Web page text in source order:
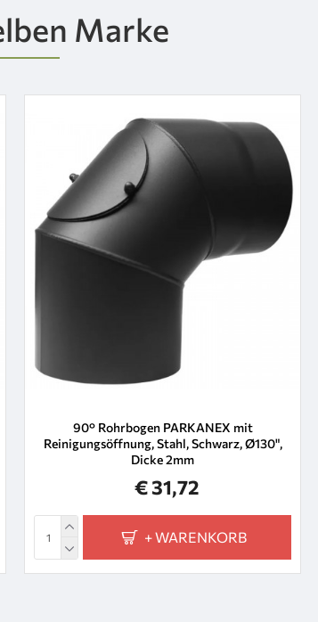
Marke
90° Rohrbogen PARKANEX mit
Reinigungsöffnung, Stahl, Schwarz, Ø130",
Dicke 2mm
€ 31,72
+ WARENKORB